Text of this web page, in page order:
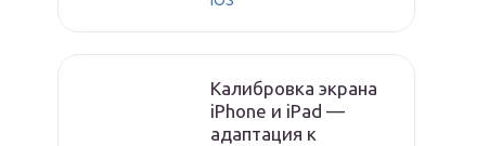
Калибровка экрана
iPhone и iPad —
адаптация к